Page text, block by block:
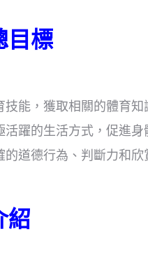
目標
技能，獲取相關的體育
活躍的生活方式，促進
的道德行為、判斷力和
紹